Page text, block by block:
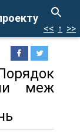
<< ↑ >>
меж